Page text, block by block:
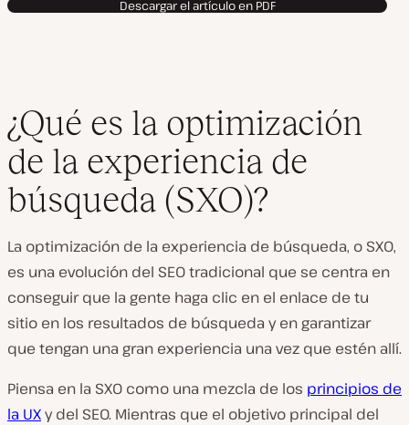
Descargar el artículo en PDF
¿Qué es la optimización
de la experiencia de
búsqueda (SXO)?
La optimización de la experiencia de búsqueda, o SXO,
es una evolución del SEO tradicional que se centra en
conseguir que la gente haga clic en el enlace de tu
sitio en los resultados de búsqueda y en garantizar
que tengan una gran experiencia una vez que estén allí.
Piensa en la SXO como una mezcla de los principios de
la UXy del SEO. Mientras que el objetivo principal del